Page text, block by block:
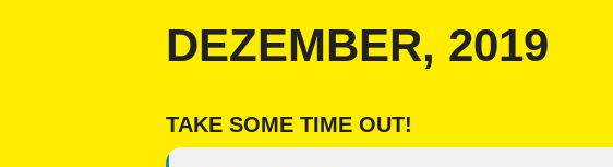
DEZEMBER, 2019
TAKE SOME TIME OUT!